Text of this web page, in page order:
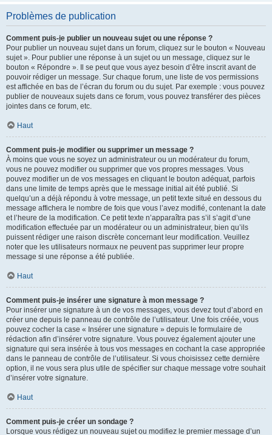
Problèmes de publication
Comment puis-je publier un nouveau sujet ou une réponse ?
Pour publier un nouveau sujet dans un forum, cliquez sur le bouton « Nouveau
sujet ». Pour publier une réponse à un sujet ou un message, cliquez sur le
bouton « Répondre ». Il se peut que vous ayez besoin d’être inscrit avant de
pouvoir rédiger un message. Sur chaque forum, une liste de vos permissions
est affichée en bas de l’écran du forum ou du sujet. Par exemple : vous pouvez
publier de nouveaux sujets dans ce forum, vous pouvez transférer des pièces
jointes dans ce forum, etc.
Haut
Comment puis-je modifier ou supprimer un message ?
À moins que vous ne soyez un administrateur ou un modérateur du forum,
vous ne pouvez modifier ou supprimer que vos propres messages. Vous
pouvez modifier un de vos messages en cliquant le bouton adéquat, parfois
dans une limite de temps après que le message initial ait été publié. Si
quelqu’un a déjà répondu à votre message, un petit texte situé en dessous du
message affichera le nombre de fois que vous l’avez modifié, contenant la date
et l’heure de la modification. Ce petit texte n’apparaîtra pas s’il s’agit d’une
modification effectuée par un modérateur ou un administrateur, bien qu’ils
puissent rédiger une raison discrète concernant leur modification. Veuillez
noter que les utilisateurs normaux ne peuvent pas supprimer leur propre
message si une réponse a été publiée.
Haut
Comment puis-je insérer une signature à mon message ?
Pour insérer une signature à un de vos messages, vous devez tout d’abord en
créer une depuis le panneau de contrôle de l’utilisateur. Une fois créée, vous
pouvez cocher la case « Insérer une signature » depuis le formulaire de
rédaction afin d’insérer votre signature. Vous pouvez également ajouter une
signature qui sera insérée à tous vos messages en cochant la case appropriée
dans le panneau de contrôle de l’utilisateur. Si vous choisissez cette dernière
option, il ne vous sera plus utile de spécifier sur chaque message votre souhait
d’insérer votre signature.
Haut
Comment puis-je créer un sondage ?
Lorsque vous rédigez un nouveau sujet ou modifiez le premier message d’un